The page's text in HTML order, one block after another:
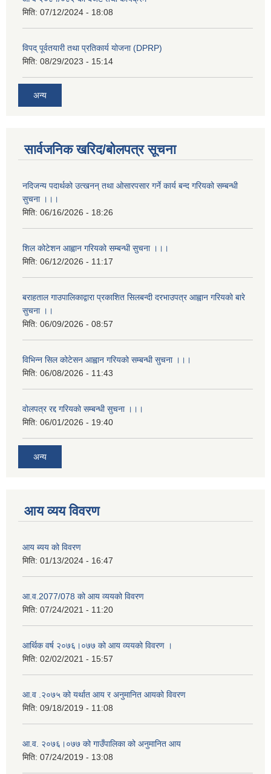
मिति: 07/12/2024 - 18:08
विपद् पूर्वतयारी तथा प्रतिकार्य योजना (DPRP)
मिति: 08/29/2023 - 15:14
अन्य
सार्वजनिक खरिद/बोलपत्र सूचना
नदिजन्य पदार्थको उत्खनन् तथा ओसारपसार गर्ने कार्य बन्द गरियको सम्बन्धी
सुचना ।।।
मिति: 06/16/2026 - 18:26
शिल कोटेशन आह्वान गरियको सम्बन्धी सुचना ।।।
मिति: 06/12/2026 - 11:17
बराहताल गाउपालिकाद्वारा प्रकाशित सिलबन्दी दरभाउपत्र आह्वान गरियको बारे
सुचना ।।
मिति: 06/09/2026 - 08:57
विभिन्न सिल कोटेसन आह्वान गरियको सम्बन्धी सुचना ।।।
मिति: 06/08/2026 - 11:43
वोलपत्र रद्द गरियको सम्बन्धी सुचना ।।।
मिति: 06/01/2026 - 19:40
अन्य
आय व्यय विवरण
आय ब्यय को विवरण
मिति: 01/13/2024 - 16:47
आ.व.2077/078 को आय व्ययको विवरण
मिति: 07/24/2021 - 11:20
आर्थिक वर्ष २०७६।०७७ को आय व्ययको विवरण ।
मिति: 02/02/2021 - 15:57
आ.व .२०७५ को यर्थात आय र अनुमानित आयको विवरण
मिति: 09/18/2019 - 11:08
आ.व. २०७६।०७७ को गाउँपालिका को अनुमानित आय
मिति: 07/24/2019 - 13:08